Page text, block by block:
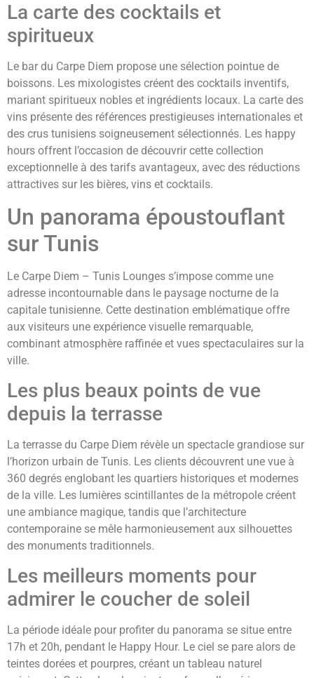
La carte des cocktails et
spiritueux
Le bar du Carpe Diem propose une sélection pointue de
boissons. Les mixologistes créent des cocktails inventifs,
mariant spiritueux nobles et ingrédients locaux. La carte des
vins présente des références prestigieuses internationales et
des crus tunisiens soigneusement sélectionnés. Les happy
hours offrent l’occasion de découvrir cette collection
exceptionnelle à des tarifs avantageux, avec des réductions
attractives sur les bières, vins et cocktails.
Un panorama époustouflant
sur Tunis
Le Carpe Diem – Tunis Lounges s’impose comme une
adresse incontournable dans le paysage nocturne de la
capitale tunisienne. Cette destination emblématique offre
aux visiteurs une expérience visuelle remarquable,
combinant atmosphère raffinée et vues spectaculaires sur la
ville.
Les plus beaux points de vue
depuis la terrasse
La terrasse du Carpe Diem révèle un spectacle grandiose sur
l’horizon urbain de Tunis. Les clients découvrent une vue à
360 degrés englobant les quartiers historiques et modernes
de la ville. Les lumières scintillantes de la métropole créent
une ambiance magique, tandis que l’architecture
contemporaine se mêle harmonieusement aux silhouettes
des monuments traditionnels.
Les meilleurs moments pour
admirer le coucher de soleil
La période idéale pour profiter du panorama se situe entre
17h et 20h, pendant le Happy Hour. Le ciel se pare alors de
teintes dorées et pourpres, créant un tableau naturel